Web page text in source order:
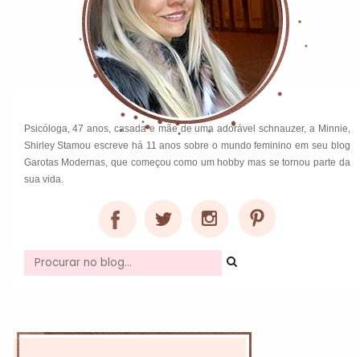
Psicóloga, 47 anos, casada e mãe de uma adorável schnauzer, a Minnie,
Shirley Stamou escreve há 11 anos sobre o mundo feminino em seu blog
Garotas Modernas, que começou como um hobby mas se tornou parte da
sua vida.